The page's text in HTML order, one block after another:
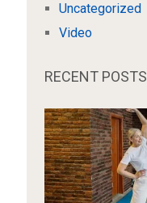
Uncategorized
Video
RECENT POSTS